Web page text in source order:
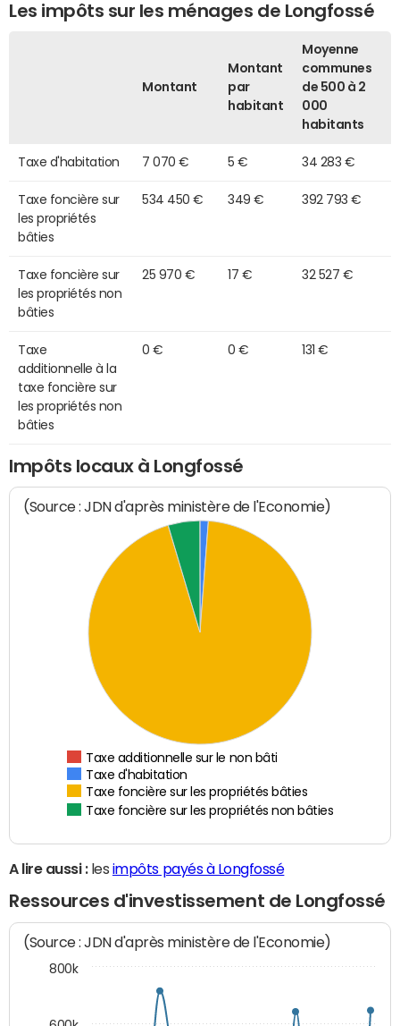
Les impôts sur les ménages de Longfossé
Montant
Montant
par
habitant
Moyenne
communes
de 500 à 2
000
habitants
Taxe d'habitation 7 070 € 5 € 34 283 €
Taxe foncière sur
les propriétés
bâties
534 450 € 349 € 392 793 €
Taxe foncière sur
les propriétés non
bâties
25 970 € 17 € 32 527 €
Taxe
additionnelle à la
taxe foncière sur
les propriétés non
bâties
0 € 0 € 131 €
Impôts locaux à Longfossé
(Source : JDN d'après ministère de l'Economie)
Taxe additionnelle sur le non bâti
Taxe d'habitation
Taxe foncière sur les propriétés bâties
Taxe foncière sur les propriétés non bâties
A lire aussi :les impôts payés à Longfossé
Ressources d'investissement de Longfossé
(Source : JDN d'après ministère de l'Economie)
800k